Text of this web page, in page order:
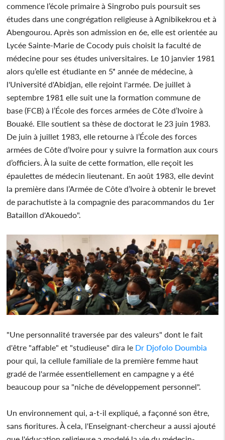
commence l’école primaire à Singrobo puis poursuit ses
études dans une congrégation religieuse à Agnibikekrou et à
Abengourou. Après son admission en 6e, elle est orientée au
Lycée Sainte-Marie de Cocody puis choisit la faculté de
médecine pour ses études universitaires. Le 10 janvier 1981
alors qu’elle est étudiante en 5ᵉ année de médecine, à
l'Université d'Abidjan, elle rejoint l'armée. De juillet à
septembre 1981 elle suit une la formation commune de
base (FCB) à l’École des forces armées de Côte d’Ivoire à
Bouaké. Elle soutient sa thèse de doctorat le 23 juin 1983.
De juin à juillet 1983, elle retourne à l’École des forces
armées de Côte d’Ivoire pour y suivre la formation aux cours
d’officiers. À la suite de cette formation, elle reçoit les
épaulettes de médecin lieutenant. En août 1983, elle devint
la première dans l’Armée de Côte d’Ivoire à obtenir le brevet
de parachutiste à la compagnie des paracommandos du 1er
Bataillon d'Akouedo".
"Une personnalité traversée par des valeurs" dont le fait
d'être "affable" et "studieuse" dira le Dr Djofolo Doumbia
pour qui, la cellule familiale de la première femme haut
gradé de l'armée essentiellement en campagne y a été
beaucoup pour sa "niche de développement personnel".
Un environnement qui, a-t-il expliqué, a façonné son être,
sans fioritures. À cela, l'Enseignant-chercheur a aussi ajouté